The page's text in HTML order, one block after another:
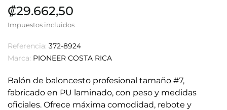
₡29.662,50
Impuestos incluidos
Referencia: 372-8924
Marca: PIONEER COSTA RICA
Balón de baloncesto profesional tamaño #7,
fabricado en PU laminado, con peso y medidas
oficiales. Ofrece máxima comodidad, rebote y